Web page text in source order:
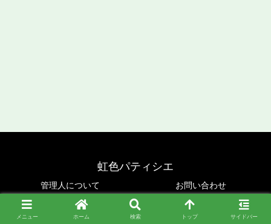
虹色パティシエ
管理人について お問い合わせ
Copyright © 2019-2026 虹色パティシエ All Rights Reserved.
メニュー ホーム 検索 トップ サイドバー